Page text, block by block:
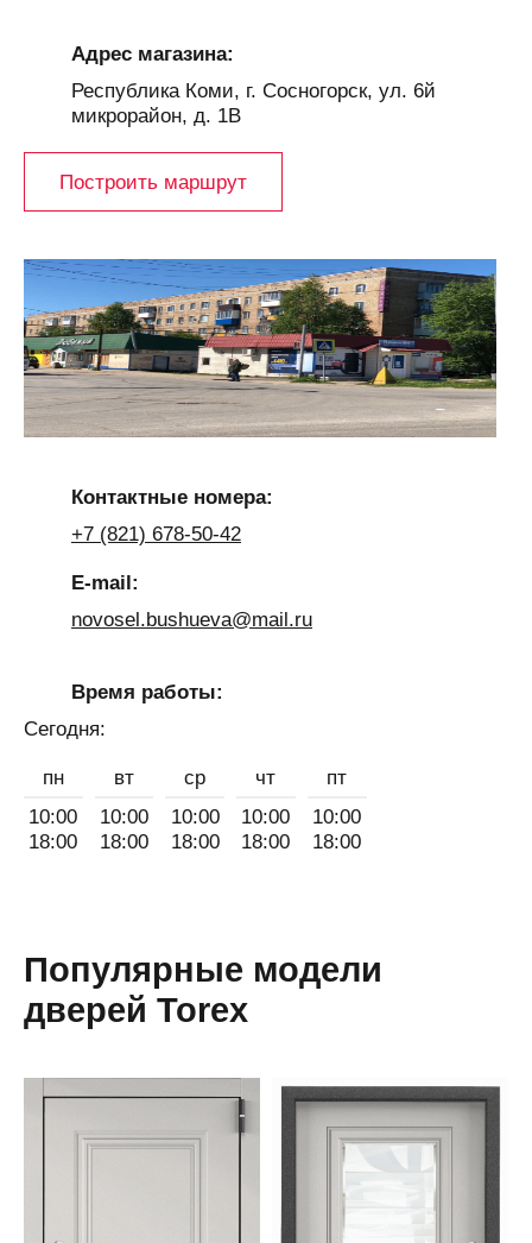
Адрес магазина:
Республика Коми, г. Сосногорск, ул. 6й
микрорайон, д. 1В
Построить маршрут
Контактные номера:
+7 (821) 678-50-42
E-mail:
novosel.bushueva@mail.ru
Время работы:
Сегодня:
пн
10:00
18:00
вт
10:00
18:00
ср
10:00
18:00
чт
10:00
18:00
пт
10:00
18:00
Популярные модели
дверей Torex